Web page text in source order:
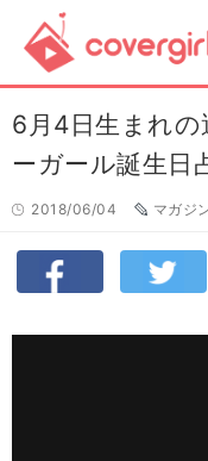
6月4日生まれの
ーガール誕生日
2018/06/04 マガジ